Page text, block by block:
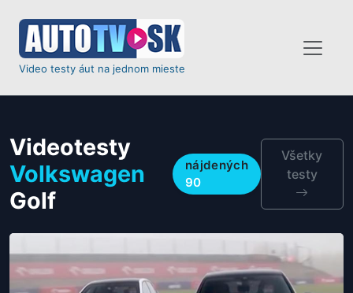
Video testy áut na jednom mieste
Videotesty
Volkswagen
Golf
nájdených
90
Všetky
testy